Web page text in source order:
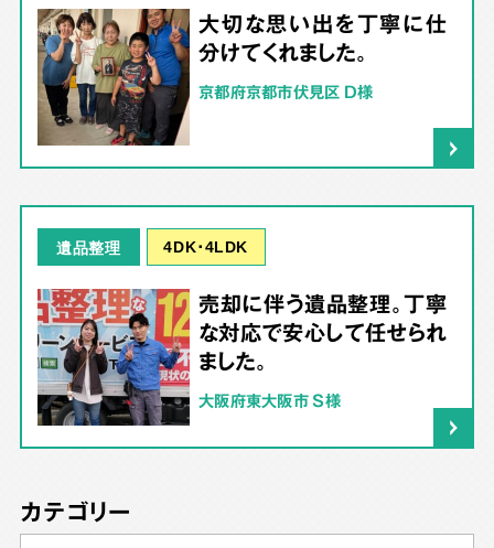
大切な思い出を丁寧に仕
分けてくれました。
京都府京都市伏見区 D様
遺品整理 4DK･4LDK
売却に伴う遺品整理。丁寧
な対応で安心して任せられ
ました。
大阪府東大阪市 S様
カテゴリー